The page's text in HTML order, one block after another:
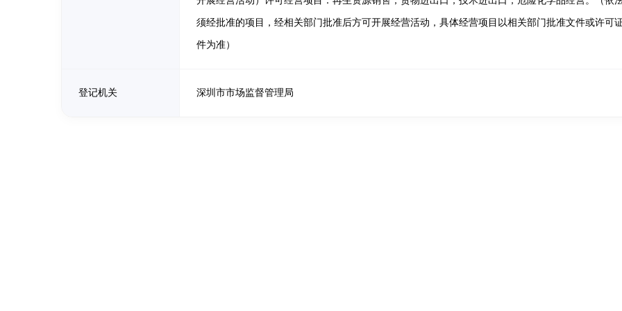
须经批准的项目，经相关部门批准后方可开展经营活动，具体经营项目以相关部门批准文件或许可
件为准）
登记机关 深圳市市场监督管理局